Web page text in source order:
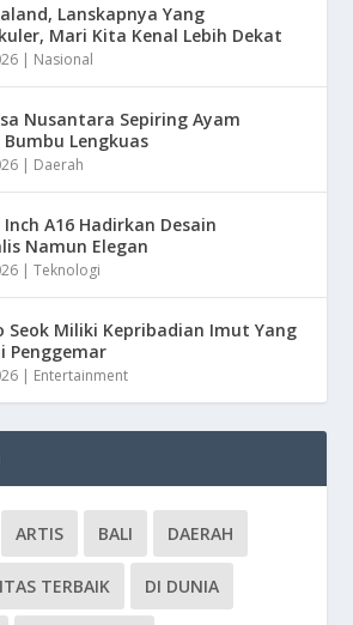
Lanskapnya Yang
Mari Kita Kenal Lebih Dekat
| Nasional
Nusantara Sepiring Ayam
Bumbu Lengkuas
| Daerah
Inch A16 Hadirkan Desain
Namun Elegan
|Teknologi
Seok Miliki Kepribadian Imut Yang
Penggemar
| Entertainment
ARTIS BALI DAERAH
TERBAIK DI DUNIA